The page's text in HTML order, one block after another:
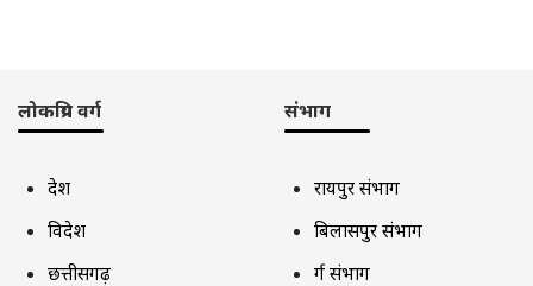
लोकप्रिय वर्ग
देश
विदेश
छत्तीसगढ़
संभाग
रायपुर संभाग
बिलासपुर संभाग
दुर्ग संभाग